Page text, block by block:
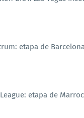
etapa de
etapa de